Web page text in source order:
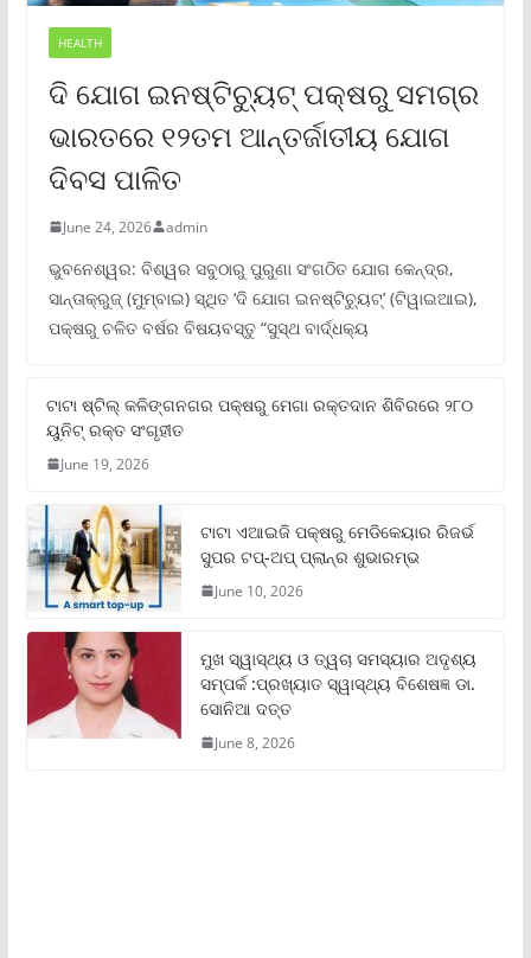
HEALTH
ଦି ଯୋଗ ଇନଷ୍ଟିଚ୍ୟୁଟ୍ ପକ୍ଷରୁ ସମଗ୍ର
ଭାରତରେ ୧୨ତମ ଆନ୍ତର୍ଜାତୀୟ ଯୋଗ
ଦିବସ ପାଳିତ
June 24, 2026 admin
ଭୁବନେଶ୍ୱର: ବିଶ୍ୱର ସବୁଠାରୁ ପୁରୁଣା ସଂଗଠିତ ଯୋଗ କେନ୍ଦ୍ର,
ସାନ୍ତାକ୍ରୁଜ୍ (ମୁମ୍ବାଇ) ସ୍ଥିତ ‘ଦି ଯୋଗ ଇନଷ୍ଟିଚ୍ୟୁଟ୍‌’ (ଟିୱାଇଆଇ),
ପକ୍ଷରୁ ଚଳିତ ବର୍ଷର ବିଷୟବସ୍ତୁ “ସୁସ୍ଥ ବାର୍ଦ୍ଧକ୍ୟ
ଟାଟା ଷ୍ଟିଲ୍‌ କଳିଙ୍ଗନଗର ପକ୍ଷରୁ ମେଗା ରକ୍ତଦାନ ଶିବିରରେ ୨୮୦
ୟୁନିଟ୍‌ ରକ୍ତ ସଂଗୃହୀତ
June 19, 2026
ଟାଟା ଏଆଇଜି ପକ୍ଷରୁ ମେଡିକେୟାର ରିଜର୍ଭ
ସୁପର ଟପ୍‌-ଅପ୍ ପ୍ଲାନ୍‌ର ଶୁଭାରମ୍ଭ
June 10, 2026
ମୁଖ ସ୍ୱାସ୍ଥ୍ୟ ଓ ତ୍ୱଚା ସମସ୍ୟାର ଅଦୃଶ୍ୟ
ସମ୍ପର୍କ :ପ୍ରଖ୍ୟାତ ସ୍ୱାସ୍ଥ୍ୟ ବିଶେଷଜ୍ଞ ଡା.
ସୋନିଆ ଦତ୍ତ
June 8, 2026